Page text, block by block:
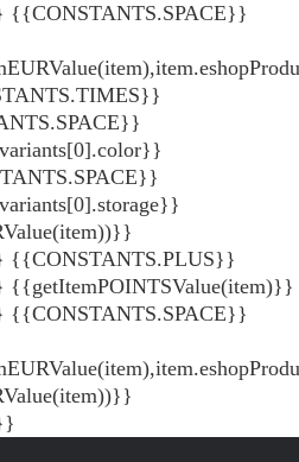
{{CONSTANTS.SPACE}}
{{CONSTANTS.PLUS}}
{{CONSTANTS.SPACE}}